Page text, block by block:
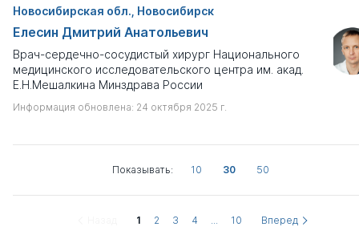
Новосибирская обл., Новосибирск
Елесин Дмитрий Анатольевич
Врач-сердечно-сосудистый хирург Национального
медицинского исследовательского центра им. акад.
Е.Н.Мешалкина Минздрава России
Информация обновлена: 24 октября 2025 г.
Показывать: 10 30 50
1 2 3 4 ... 10 Вперед